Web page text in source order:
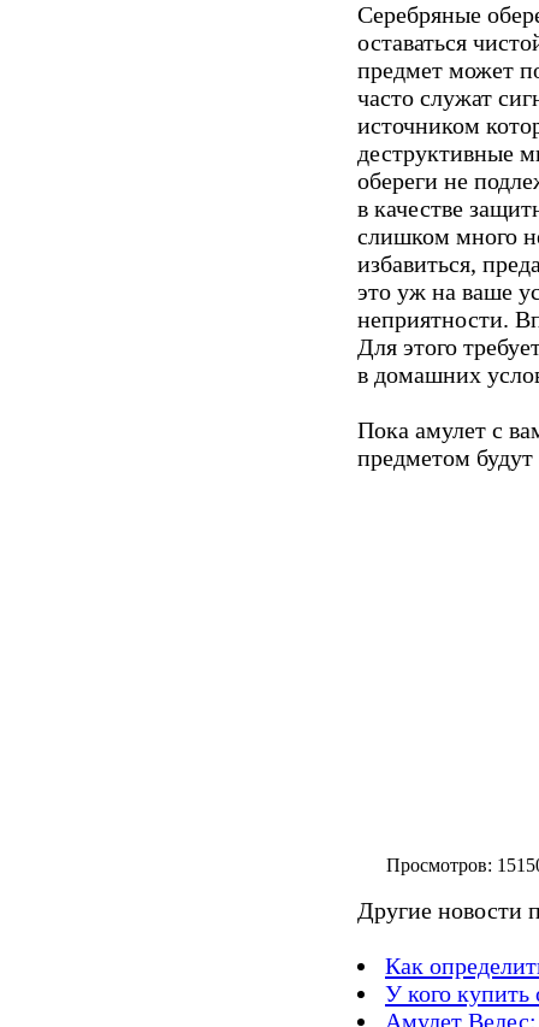
Серебряные
оставаться
предмет может
часто служат
источником
деструктивные
обереги не
в качестве
слишком много
избавиться,
это уж на ваше
неприятности.
Для этого
в домашних
Пока амулет с
предметом будут
Другие новости
Как
У кого купить
Амулет